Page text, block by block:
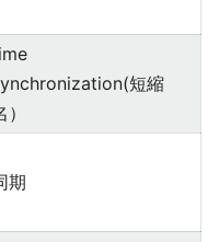
短縮
期